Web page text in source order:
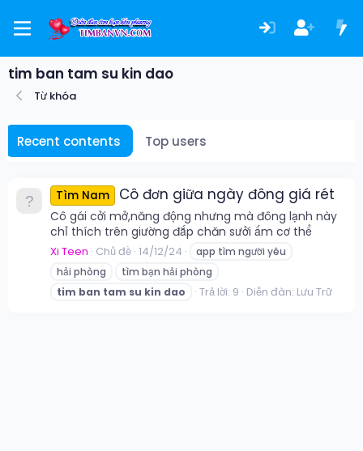
tim ban tam su kin dao
Từ khóa
Recent contents Top users
Tìm Nam Cô đơn giữa ngày đông giá rét
Cô gái cởi mở,năng động nhưng mà đông lạnh này
chỉ thích trên giường đắp chăn sưởi ấm cơ thể
Xi Teen Chủ đề 14/12/24
app tìm người yêu
hải phòng
tìm bạn hải phòng
tim ban tam su kin dao Trả lời: 9 Diễn đàn: Lưu Trữ